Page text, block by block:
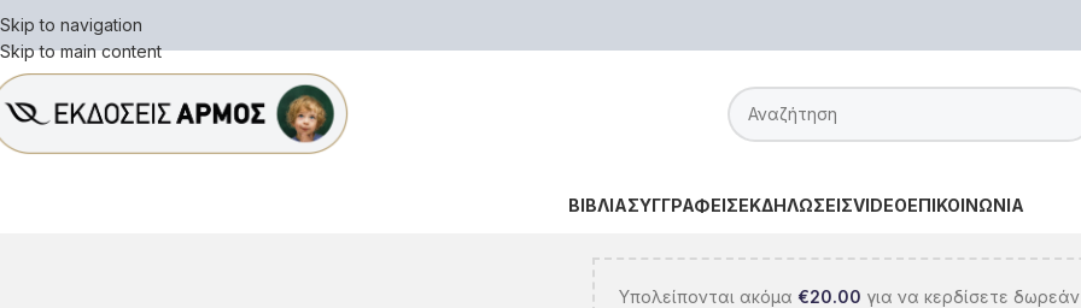
Skip to navigation
Skip to main content
ΒΙΒΛΙΑΣΥΓΓΡΑΦΕΙΣΕΚΔΗΛΩΣΕΙΣVIDEOΕΠΙΚΟΙΝΩΝΙΑ
Υπολείπονται ακόμα €20.00 για να κερδίσετε δωρεάν